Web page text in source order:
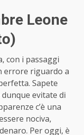
Leone
con i passaggi
errore riguardo a
Sapete
evitate di
c’è una
nociva,
Per oggi, è